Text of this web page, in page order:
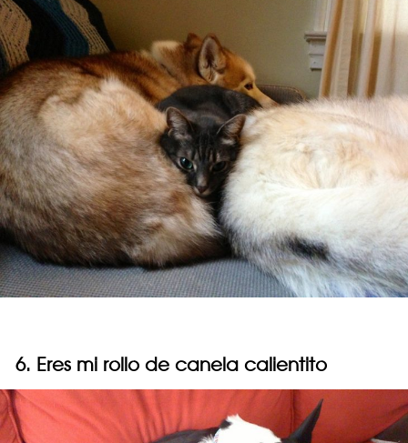
6. Eres mi rollo de canela calientito